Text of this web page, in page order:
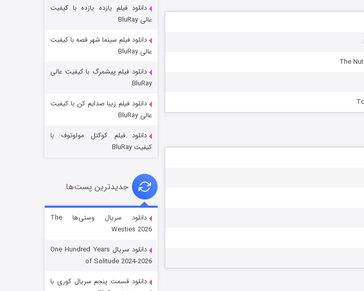
جادوگری در مغولستان
قسمت۶ (زیرنویس)
دانلود فیلم یازده یازده با کیفیت
عالی BluRay
دانلود فیلم سینما شهر قصه با کیفیت
عالی BluRay
دانلود فیلم پیشمرگ با کیفیت عالی
BluRay
دانلود فیلم زیبا صدایم کن با کیفیت
عالی BluRay
دانلود فیلم کوکتل مولوتوف با
کیفیت BluRay
جدیدترین پست‌ها
دانلود سریال وستی‌ها The
Westies 2026
دانلود سریال One Hundred Years
of Solitude 2024-2026
دانلود قسمت پنجم سریال کوری با